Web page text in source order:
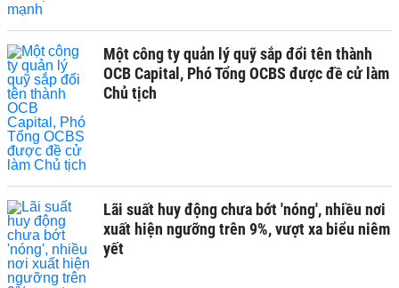
Một công ty quản lý quỹ sắp đổi tên thành
OCB Capital, Phó Tổng OCBS được đề cử làm
Chủ tịch
Lãi suất huy động chưa bớt 'nóng', nhiều nơi
xuất hiện ngưỡng trên 9%, vượt xa biểu niêm
yết